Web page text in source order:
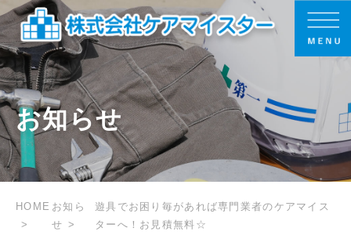
お知らせ
HOME お知ら
せ
遊具でお困り毎があれば専門業者のケアマイス
ターへ！お見積無料☆